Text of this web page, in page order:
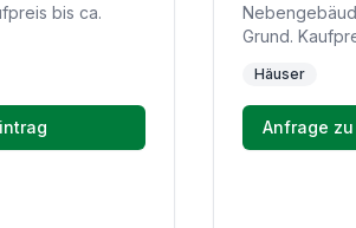
bis ca.
Grund.
Häuser
Anfrage